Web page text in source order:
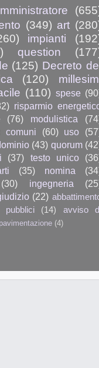
(349) art
impianti
question
(125) Decreto
(120)
(110) spese
risparmio
(76) modulistica
comuni (60) uso
(43) quorum
(37) testo unico
(35) nomina
(30) ingegneria
(22)
pubblici (14)
avviso
pavimentazione (4)